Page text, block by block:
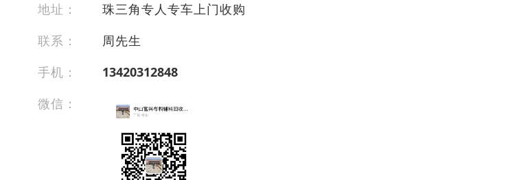
地址：
珠三角专人专车上门收购
联系：
周先生
手机：
13420312848
微信：